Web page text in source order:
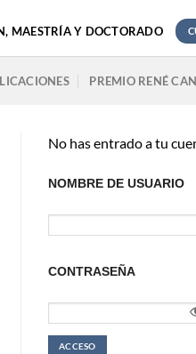
MAESTRÍA Y DOCTORADO
PREMIO RENÉ
No has entrado a tu
NOMBRE DE USUARIO
CONTRASEÑA